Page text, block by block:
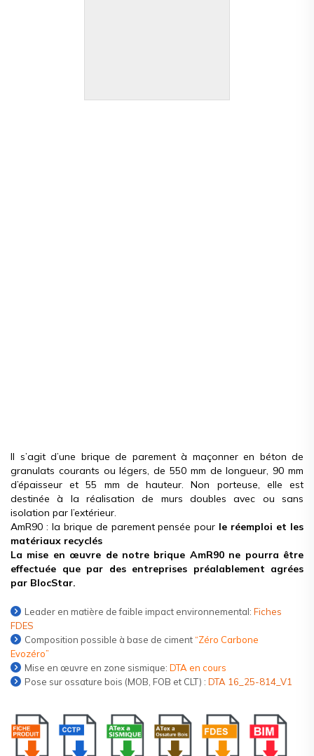
Il s’agit d’une brique de parement à maçonner en béton de
granulats courants ou légers, de 550 mm de longueur, 90 mm
d’épaisseur et 55 mm de hauteur. Non porteuse, elle est
destinée à la réalisation de murs doubles avec ou sans
isolation par l’extérieur.
AmR90 : la brique de parement pensée pour le réemploi et les
matériaux recyclés
La mise en œuvre de notre brique AmR90 ne pourra être
effectuée que par des entreprises préalablement agrées
par BlocStar.
Leader en matière de faible impact environnemental: Fiches
FDES
Composition possible à base de ciment“Zéro Carbone
Evozéro”
Mise en œuvre en zone sismique: DTA en cours
Pose sur ossature bois (MOB, FOB et CLT) : DTA 16_25-814_V1